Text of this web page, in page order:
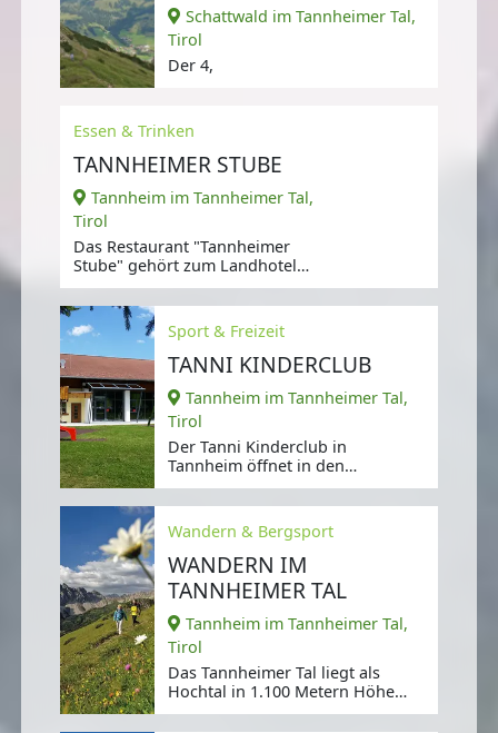
Schattwald im Tannheimer Tal,
Tirol
Der 4,
Essen & Trinken
TANNHEIMER STUBE
Tannheim im Tannheimer Tal,
Tirol
Das Restaurant "Tannheimer
Stube" gehört zum Landhotel
Hohenfels und liegt circa 10
Fußminuten von
Sport & Freizeit
TANNI KINDERCLUB
Tannheim im Tannheimer Tal,
Tirol
Der Tanni Kinderclub in
Tannheim öffnet in den
Sommerferien für Kinder
zwischen vier und zwölf
Wandern & Bergsport
WANDERN IM
TANNHEIMER TAL
Tannheim im Tannheimer Tal,
Tirol
Das Tannheimer Tal liegt als
Hochtal in 1.100 Metern Höhe
und ist Teil der Allgäuer Alpen.